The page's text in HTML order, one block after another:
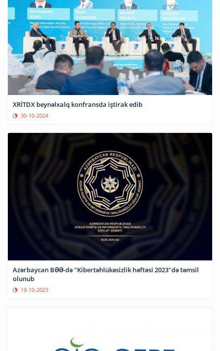
XRİTDX beynəlxalq konfransda iştirak edib
30-10-2024
Azərbaycan BƏƏ-də "Kibertəhlükəsizlik həftəsi 2023"də təmsil
olunub
19-10-2023